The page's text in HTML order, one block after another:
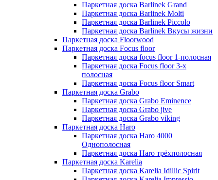
Паркетная доска Barlinek Grand
Паркетная доска Barlinek Molti
Паркетная доска Barlinek Piccolo
Паркетная доска Barlinek Вкусы жизни
Паркетная доска Floorwood
Паркетная доска Focus floor
Паркетная доска focus floor 1-полосная
Паркетная доска Focus floor 3-х
полосная
Паркетная доска Focus floor Smart
Паркетная доска Grabo
Паркетная доска Grabo Eminence
Паркетная доска Grabo jive
Паркетная доска Grabo viking
Паркетная доска Haro
Паркетная доска Haro 4000
Однополосная
Паркетная доска Haro трёхполосная
Паркетная доска Karelia
Паркетная доска Karelia Idillic Spirit